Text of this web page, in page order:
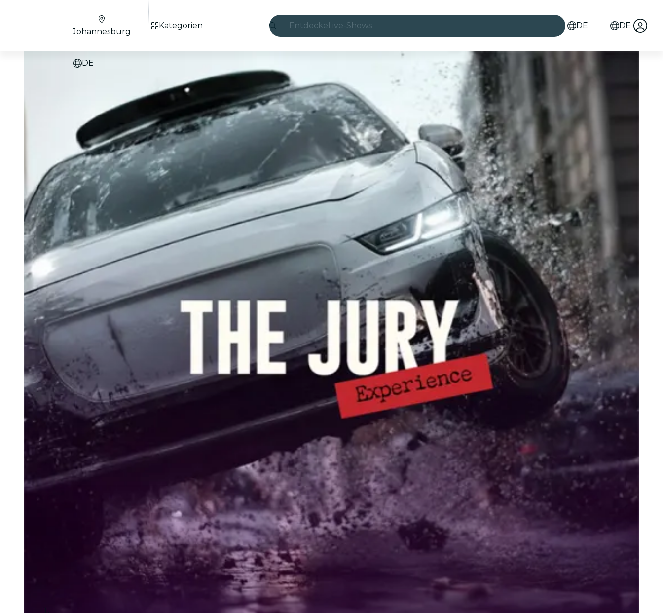
EntdeckeLive-Shows
London
Erlebnisse und Städte
São Paulo
Seoul
Stadttouren
Restaurants
DE DE
Johannesburg
DE
Kategorien